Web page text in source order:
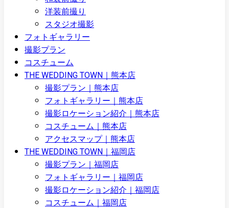
洋装前撮り
スタジオ撮影
フォトギャラリー
撮影プラン
コスチューム
THE WEDDING TOWN｜熊本店
撮影プラン｜熊本店
フォトギャラリー｜熊本店
撮影ロケーション紹介｜熊本店
コスチューム｜熊本店
アクセスマップ｜熊本店
THE WEDDING TOWN｜福岡店
撮影プラン｜福岡店
フォトギャラリー｜福岡店
撮影ロケーション紹介｜福岡店
コスチューム｜福岡店